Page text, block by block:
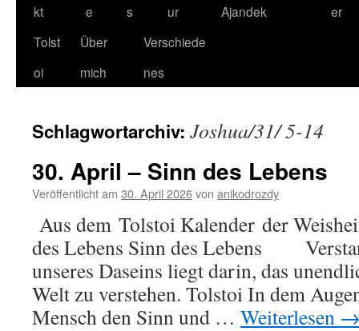
kt
e
s
ur
Ajandek
er
Tolst
oi
Über
mich
Verschiede
nes
Schlagwortarchiv: Joshua/31/ 5-14
30. April – Sinn des Lebens
Veröffentlicht am 30. April 2026von anikodrozdy
Aus dem Tolstoi Kalender der
des Lebens Sinn des Lebens
unseres Daseins liegt darin, das
Welt zu verstehen. Tolstoi In dem
Mensch den Sinn und … Weiterlesen